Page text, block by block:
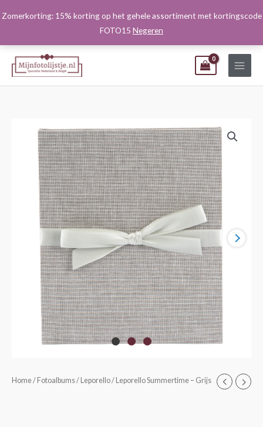
Zomerkorting: 15% korting op het gehele assortiment met kortingscode
FOTO15 Negeren
naar
Home/ Fotoalbums/ Leporello/ Leporello Summertime – Grijs
Leporello